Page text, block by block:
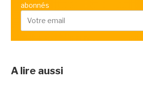
abonnés
A lire aussi